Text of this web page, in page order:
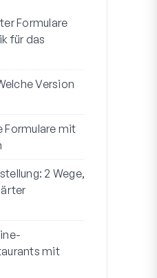
Formulare
für das
Version
Formulare mit
2 Wege,
mit